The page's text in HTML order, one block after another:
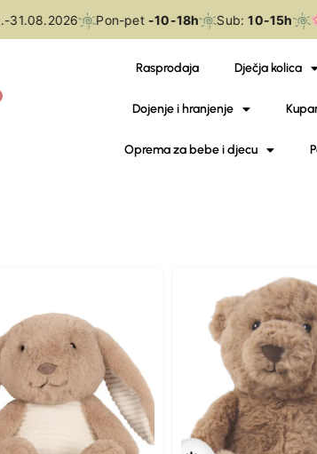
Pon-pet-10-18h Sub:10-15h
Rasprodaja Dječja kolica
Dojenje i hranjenje
Oprema za bebe i djecu